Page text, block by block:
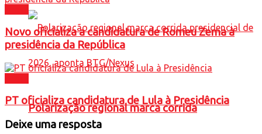
Polarização regional marca corrida
Novo oficializa a candidatura de Romeu Zema à
presidência da República
PT oficializa candidatura de Lula à Presidência
Deixe uma resposta